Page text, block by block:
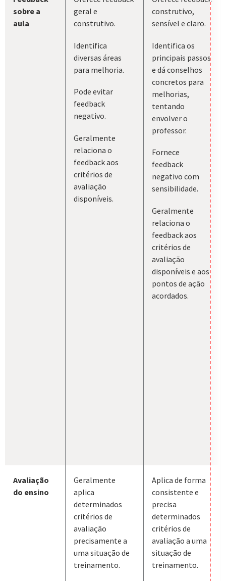
sobre a
aula
geral e
construtivo.
Identifica
diversas áreas
para melhoria.
Pode evitar
feedback
negativo.
Geralmente
relaciona o
feedback aos
critérios de
avaliação
disponíveis.
construtivo,
sensível e claro.
Identifica os
principais passos
e dá conselhos
concretos para
melhorias,
tentando
envolver o
professor.
Fornece
feedback
negativo com
sensibilidade.
Geralmente
relaciona o
feedback aos
critérios de
avaliação
disponíveis e aos
pontos de ação
acordados.
Avaliação
do ensino
Geralmente
aplica
determinados
critérios de
avaliação
precisamente a
uma situação de
treinamento.
Aplica de forma
consistente e
precisa
determinados
critérios de
avaliação a uma
situação de
treinamento.